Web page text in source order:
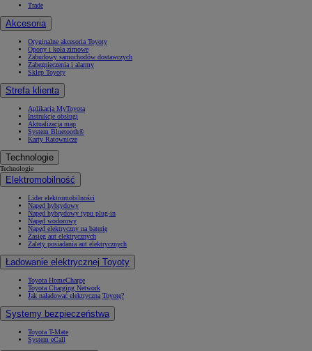
Trade
Akcesoria
Oryginalne akcesoria Toyoty
Opony i koła zimowe
Zabudowy samochodów dostawczych
Zabezpieczenia i alarmy
Sklep Toyoty
Strefa klienta
Aplikacja MyToyota
Instrukcje obsługi
Aktualizacja map
System Bluetooth®
Karty Ratownicze
Technologie
Technologie
Elektromobilność
Lider elektromobilności
Napęd hybrydowy
Napęd hybrydowy typu plug-in
Napęd wodorowy
Napęd elektryczny na baterię
Zasięg aut elektrycznych
Zalety posiadania aut elektrycznych
Ładowanie elektrycznej Toyoty
Toyota HomeCharge
Toyota Charging Network
Jak naładować elektryczną Toyotę?
Systemy bezpieczeństwa
Toyota T-Mate
System eCall